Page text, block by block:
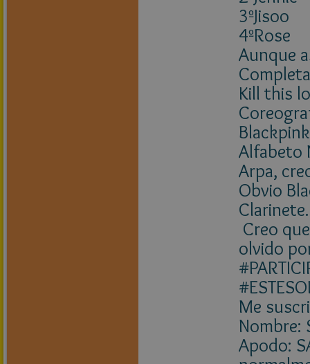
3ºJisoo
4ºRose
Aunque
Kill this
Alfabeto
Arpa,
Obvio
Clarinete.
Creo
olvido
Me
Nombre:
Apodo: